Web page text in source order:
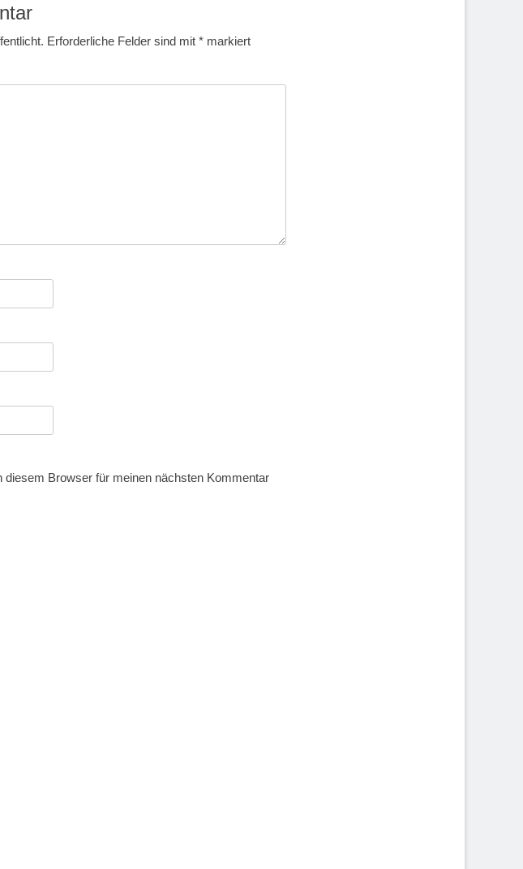
Erforderliche Felder sind mit * markiert
Browser für meinen nächsten Kommentar